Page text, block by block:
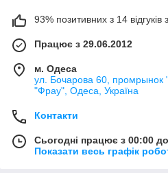
93% позитивних з 14 відгуків
Працює з 29.06.2012
м. Одеса
ул. Бочарова 60, промрынок
"Фрау", Одеса, Україна
Контакти
Сьогодні працює з 00:00
Показати весь графік